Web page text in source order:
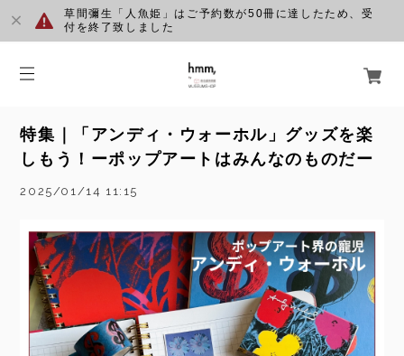
草間彌生「人魚姫」はご予約数が50冊に達したため、受
付を終了致しました
特集｜「アンディ・ウォーホル」グッズを楽
しもう！ーポップアートはみんなのものだー
2025/01/14 11:15